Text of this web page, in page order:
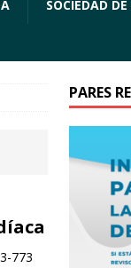
SOCIEDAD
773
PARES